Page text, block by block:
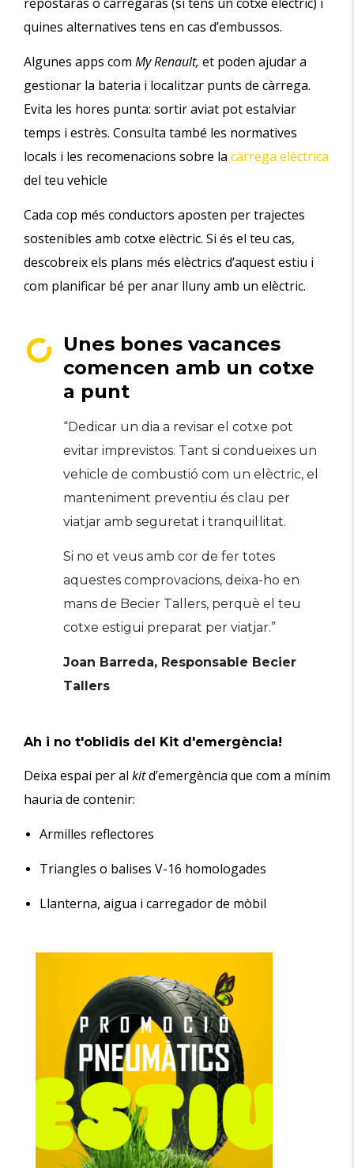
quines alternatives tens en cas d’embussos.
Algunes apps com My Renault, et poden ajudar a
gestionar la bateria i localitzar punts de càrrega.
Evita les hores punta: sortir aviat pot estalviar
temps i estrès. Consulta també les normatives
locals i les recomenacions sobre la càrrega elèctrica
del teu vehicle
Cada cop més conductors aposten per trajectes
sostenibles amb cotxe elèctric. Si és el teu cas,
descobreix els plans més elèctrics d’aquest estiu i
com planificar bé per anar lluny amb un elèctric.
Unes bones vacances
comencen amb un cotxe
a punt
“Dedicar un dia a revisar el cotxe pot
evitar imprevistos. Tant si condueixes un
vehicle de combustió com un elèctric, el
manteniment preventiu és clau per
viatjar amb seguretat i tranquil·litat.
Si no et veus amb cor de fer totes
aquestes comprovacions, deixa-ho en
mans de Becier Tallers, perquè el teu
cotxe estigui preparat per viatjar.”
Joan Barreda, Responsable Becier
Tallers
Ah i no t'oblidis del Kit d'emergència!
Deixa espai per al kitd’emergència que com a mínim
hauria de contenir:
Armilles reflectores
Triangles o balises V-16 homologades
Llanterna, aigua i carregador de mòbil